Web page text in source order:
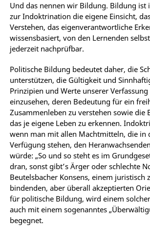
Und das nennen wir Bildung. Bildung ist
zur Indoktrination die eigene Einsicht,
Verstehen, das eigenverantwortliche
wissensbasiert, von den Lernenden
jederzeit nachprüfbar.
Politische Bildung bedeutet daher, die
unterstützen, die Gültigkeit und
Prinzipien und Werte unserer Verfassung
einzusehen, deren Bedeutung für ein
Zusammenleben zu verstehen sowie die
das je eigene Leben zu erkennen.
wenn man mit allen Machtmitteln, die in
Verfügung stehen, den
würde: „So und so steht es im
dran, sonst gibt’s Ärger oder schlechte
Beutelsbacher Konsens, einem juristisch
bindenden, aber überall akzeptierten
für politische Bildung, wird einem
auch mit einem sogenanntes
begegnet.